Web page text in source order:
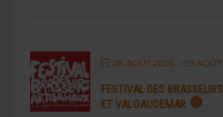
08 AOÛT 2026- 09 AOÛT
FESTIVAL DES
ET VALGAUDEMAR